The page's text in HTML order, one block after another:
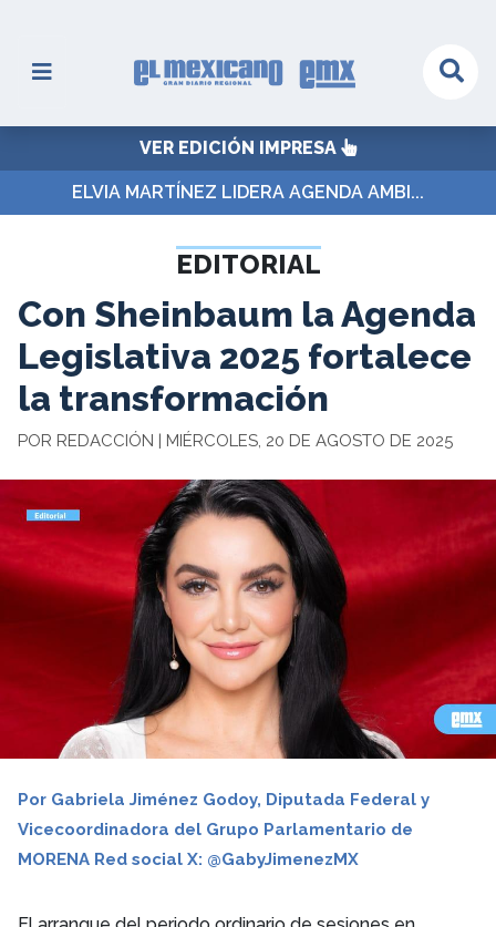
VER EDICIÓN IMPRESA
ELVIA MARTÍNEZ LIDERA AGENDA AMBI...
EDITORIAL
Con Sheinbaum la Agenda
Legislativa 2025 fortalece
la transformación
POR REDACCIÓN | MIÉRCOLES, 20 DE AGOSTO DE 2025
Por Gabriela Jiménez Godoy, Diputada Federal y
Vicecoordinadora del Grupo Parlamentario de
MORENA Red social X: @GabyJimenezMX